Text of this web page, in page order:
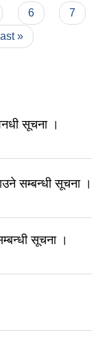
6
7
last »
सूचना ।
सम्बन्धी सूचना ।
सूचना ।